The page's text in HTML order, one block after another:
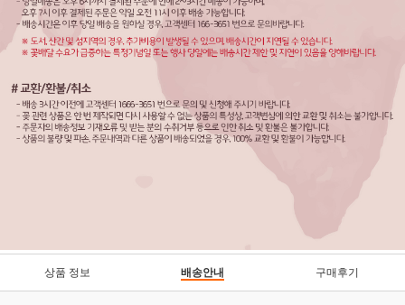
상품 정보 배송안내 구매후기